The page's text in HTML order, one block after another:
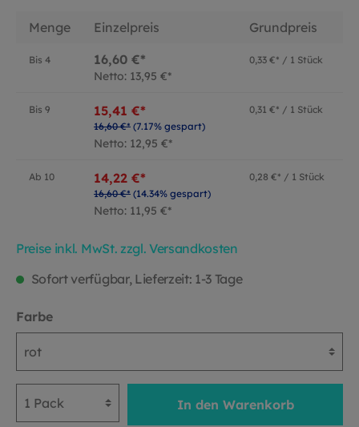
Menge Einzelpreis Grundpreis
Bis 4 16,60 €*
Netto: 13,95 €*
0,33 €* / 1 Stück
Bis 9 15,41 €*
16,60 €* (7.17% gespart)
Netto: 12,95 €*
0,31 €* / 1 Stück
Ab 10 14,22 €*
16,60 €* (14.34% gespart)
Netto: 11,95 €*
0,28 €* / 1 Stück
Preise inkl. MwSt. zzgl. Versandkosten
Sofort verfügbar, Lieferzeit: 1-3 Tage
Farbe
In den Warenkorb